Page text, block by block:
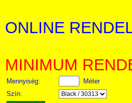
ONLINE
MINIMUM
Mennyiség:
Méter
Szín: